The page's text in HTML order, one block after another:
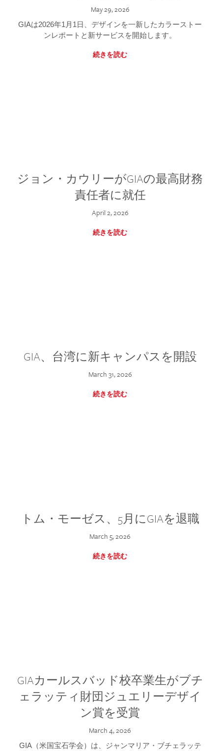
May 29, 2026
GIAは2026年1月1日、デザインを一新したカラーストー
ンレポートと新サービスを開始します。
続きを読む
ジョン・カウリーがGIAの最高財務
責任者に就任
April 2, 2026
続きを読む
GIA、台湾に新キャンパスを開設
March 31, 2026
続きを読む
トム・モーゼス、5月にGIAを退職
March 5, 2026
続きを読む
GIAカールスバッド校卒業生がブチ
ェラッティ財団ジュエリーデザイ
ン賞を受賞
March 4, 2026
GIA（米国宝石学会）は、ジャンマリア・ブチェラッテ